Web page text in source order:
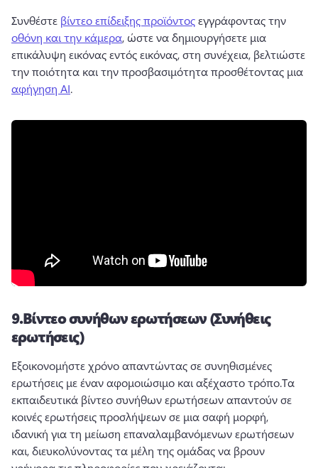
Συνθέστε βίντεο επίδειξης προϊόντος εγγράφοντας την
οθόνη και την κάμερα, ώστε να δημιουργήσετε μια
επικάλυψη εικόνας εντός εικόνας, στη συνέχεια, βελτιώστε
την ποιότητα και την προσβασιμότητα προσθέτοντας μια
αφήγηση AI.
9.Βίντεο συνήθων ερωτήσεων (Συνήθεις
ερωτήσεις)
Εξοικονομήστε χρόνο απαντώντας σε συνηθισμένες
ερωτήσεις με έναν αφομοιώσιμο και αξέχαστο τρόπο.Τα
εκπαιδευτικά βίντεο συνήθων ερωτήσεων απαντούν σε
κοινές ερωτήσεις προσλήψεων σε μια σαφή μορφή,
ιδανική για τη μείωση επαναλαμβανόμενων ερωτήσεων
και, διευκολύνοντας τα μέλη της ομάδας να βρουν